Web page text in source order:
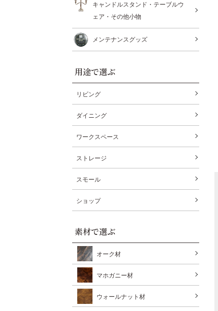
キャンドルスタンド・テーブルウ
ェア・その他小物
メンテナンスグッズ
用途で選ぶ
リビング
ダイニング
ワークスペース
ストレージ
スモール
ショップ
素材で選ぶ
オーク材
マホガニー材
ウォールナット材